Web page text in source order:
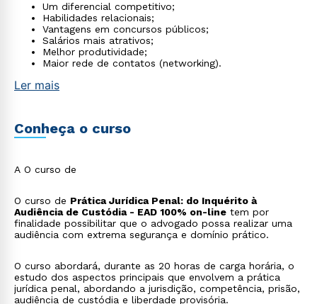
Um diferencial competitivo;
Habilidades relacionais;
Vantagens em concursos públicos;
Salários mais atrativos;
Melhor produtividade;
Maior rede de contatos (networking).
Ler mais
Conheça o curso
A O curso de
O curso de Prática Jurídica Penal: do Inquérito à
Audiência de Custódia - EAD 100% on-line tem por
finalidade possibilitar que o advogado possa realizar uma
audiência com extrema segurança e domínio prático.
O curso abordará, durante as 20 horas de carga horária, o
estudo dos aspectos principais que envolvem a prática
jurídica penal, abordando a jurisdição, competência, prisão,
audiência de custódia e liberdade provisória.